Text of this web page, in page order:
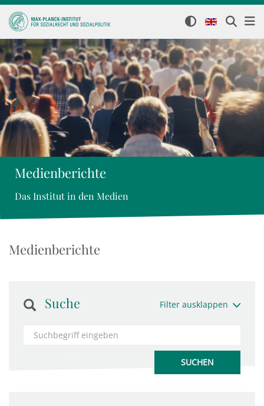
Medienberichte
Das Institut in den Medien
Medienberichte
Suche Filter ausklappen